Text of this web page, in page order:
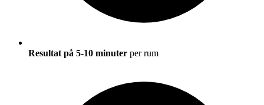
Resultat på 5-10 minuter per rum